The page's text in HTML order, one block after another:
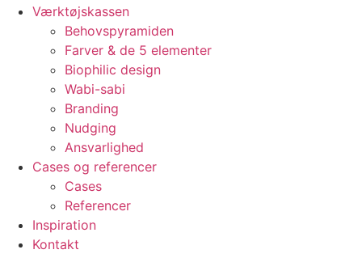
Værktøjskassen
Behovspyramiden
Farver & de 5 elementer
Biophilic design
Wabi-sabi
Branding
Nudging
Ansvarlighed
Cases og referencer
Cases
Referencer
Inspiration
Kontakt